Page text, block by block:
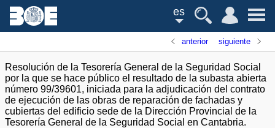
es
anterior siguiente
Resolución de la Tesorería General de la Seguridad Social
por la que se hace público el resultado de la subasta abierta
número 99/39601, iniciada para la adjudicación del contrato
de ejecución de las obras de reparación de fachadas y
cubiertas del edificio sede de la Dirección Provincial de la
Tesorería General de la Seguridad Social en Cantabria.